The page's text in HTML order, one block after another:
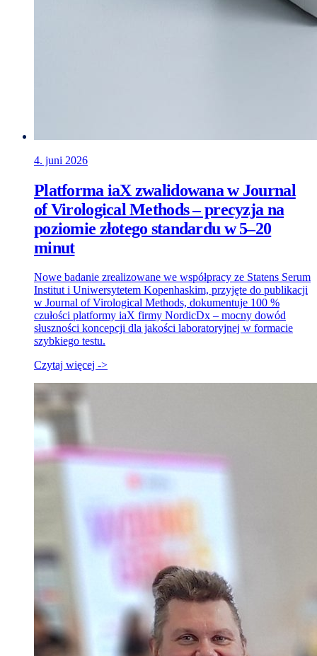
4. juni 2026
Platforma iaX zwalidowana w Journal
of Virological Methods – precyzja na
poziomie złotego standardu w 5–20
minut
Nowe badanie zrealizowane we współpracy ze Statens Serum
Institut i Uniwersytetem Kopenhaskim, przyjęte do publikacji
w Journal of Virological Methods, dokumentuje 100 %
czułości platformy iaX firmy NordicDx – mocny dowód
słuszności koncepcji dla jakości laboratoryjnej w formacie
szybkiego testu.
Czytaj więcej ->